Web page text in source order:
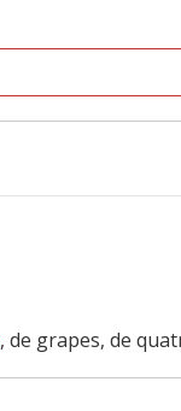
, de grapes, de